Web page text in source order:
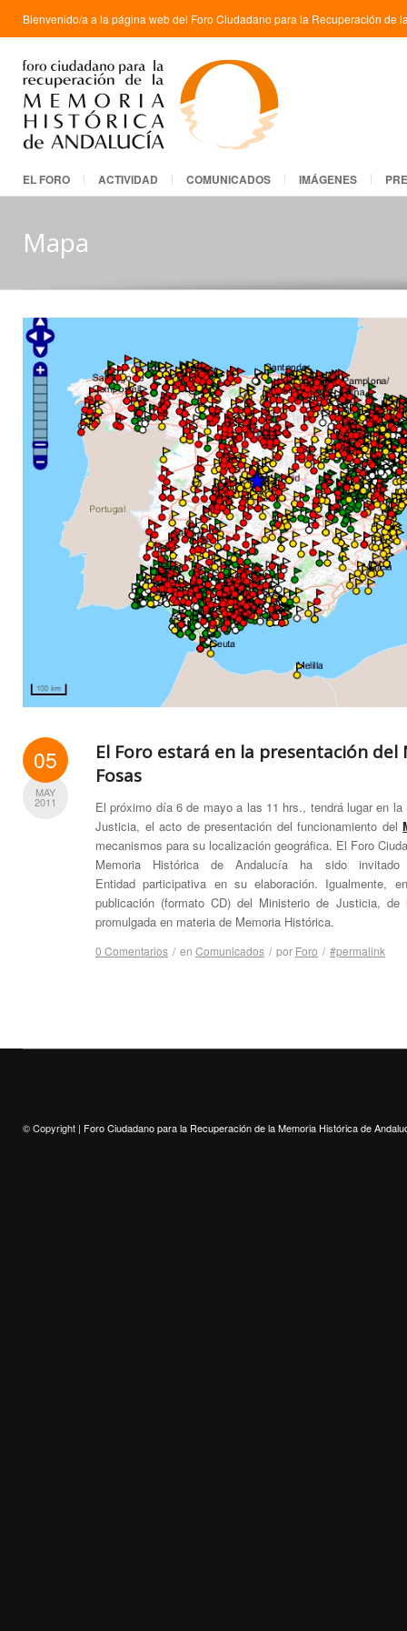
Bienvenido/a a la página web del Foro Ciudadano para la Recuperación de
EL FORO ACTIVIDAD COMUNICADOS IMÁGENES
Mapa
05
MAY
2011
El Foro estará en la presentación
Fosas
El próximo día 6 de mayo a las 11 hrs., tendrá lugar en
Justicia, el acto de presentación del funcionamiento del
mecanismos para su localización geográfica. El Foro
Memoria Histórica de Andalucía ha sido
Entidad participativa en su elaboración. Igualmente,
publicación (formato CD) del Ministerio de Justicia,
promulgada en materia de Memoria Histórica.
0 Comentarios / en Comunicados / por Foro / #permalink
© Copyright | Foro Ciudadano para la Recuperación de la Memoria Histórica de